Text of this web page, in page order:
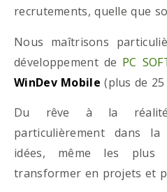
recrutements, quelle que
Nous maîtrisons
développement de PC
WinDev Mobile (plus de 25
Du rêve à la
particulièrement dans
idées, même les plus
transformer en projets et